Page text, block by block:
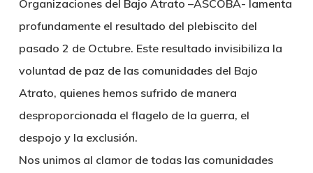
Organizaciones del Bajo Atrato –ASCOBA- lamenta
profundamente el resultado del plebiscito del
pasado 2 de Octubre. Este resultado invisibiliza la
voluntad de paz de las comunidades del Bajo
Atrato, quienes hemos sufrido de manera
desproporcionada el flagelo de la guerra, el
despojo y la exclusión.
Nos unimos al clamor de todas las comunidades